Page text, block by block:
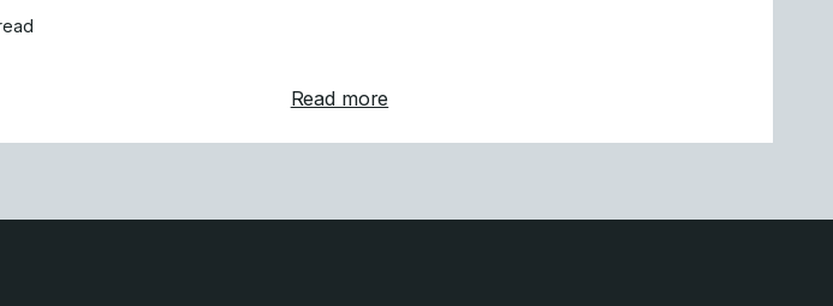
pomoc opartą na sztucznej inteligencji.
finalizuje przejęcie biznesu CAM MLC CAD Systems
Read more